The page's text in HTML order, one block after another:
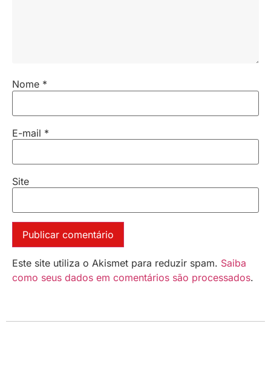
Nome *
E-mail *
Site
Este site utiliza o Akismet para reduzir spam. Saiba
como seus dados em comentários são processados.